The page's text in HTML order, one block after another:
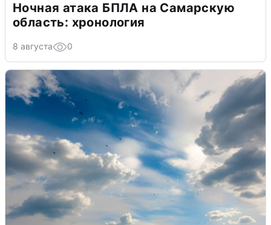
Ночная атака БПЛА на Самарскую
область: хронология
8 августа 0